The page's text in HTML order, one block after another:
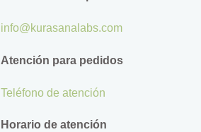
info@kurasanalabs.com
Atención para pedidos
Teléfono de atención
Horario de atención